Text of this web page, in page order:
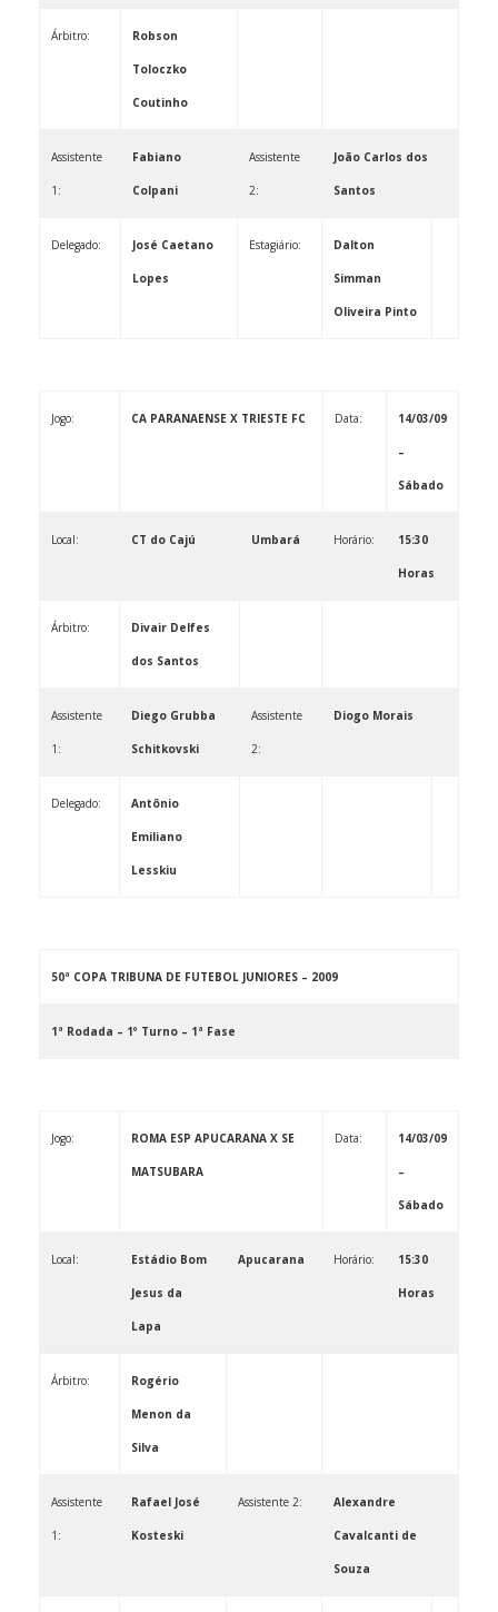
Árbitro: Robson
Toloczko
Coutinho
Assistente
1:
Fabiano
Colpani
Assistente
2:
João Carlos dos
Santos
Delegado: José Caetano
Lopes
Estagiário: Dalton
Simman
Oliveira Pinto
Jogo: CA PARANAENSE X TRIESTE FC Data: 14/03/09
–
Sábado
Local: CT do Cajú Umbará Horário: 15:30
Horas
Árbitro: Divair Delfes
dos Santos
Assistente
1:
Diego Grubba
Schitkovski
Assistente
2:
Diogo Morais
Delegado: Antônio
Emiliano
Lesskiu
50ª COPA TRIBUNA DE FUTEBOL JUNIORES – 2009
1ª Rodada – 1º Turno – 1ª Fase
Jogo: ROMA ESP APUCARANA X SE
MATSUBARA
Data: 14/03/09
–
Sábado
Local: Estádio Bom
Jesus da
Lapa
Apucarana Horário: 15:30
Horas
Árbitro: Rogério
Menon da
Silva
Assistente
1:
Rafael José
Kosteski
Assistente 2: Alexandre
Cavalcanti de
Souza